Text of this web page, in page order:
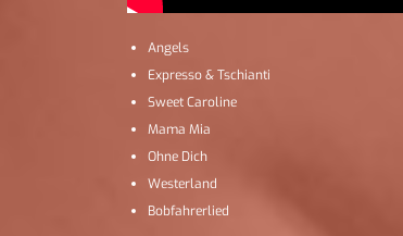
Angels
Expresso & Tschianti
Sweet Caroline
Mama Mia
Ohne Dich
Westerland
Bobfahrerlied